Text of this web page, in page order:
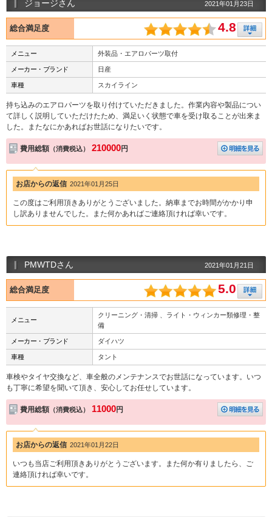
ジョージさん 2021年01月23日
総合満足度 4.8
メニュー 外装品・エアロパーツ取付
メーカー・ブランド 日産
車種 スカイライン
持ち込みのエアロパーツを取り付けていただきました。作業内容や製品につい
て詳しく説明していただけたため、満足いく状態で車を受け取ることが出来ま
した。またなにかあればお世話になりたいです。
費用総額 （消費税込） 210000円
お店からの返信 2021年01月25日
この度はご利用頂きありがとうございました。納車までお時間がかかり申
し訳ありませんでした。また何かあればご連絡頂ければ幸いです。
PMWTDさん 2021年01月21日
総合満足度 5.0
メニュー
クリーニング・清掃 、ライト・ウィンカー類修理・整
備
メーカー・ブランド ダイハツ
車種 タント
車検やタイヤ交換など、車全般のメンテナンスでお世話になっています。いつ
も丁寧に希望を聞いて頂き、安心してお任せしています。
費用総額 （消費税込） 11000円
お店からの返信 2021年01月22日
いつも当店ご利用頂きありがとうございます。また何か有りましたら、ご
連絡頂ければ幸いです。